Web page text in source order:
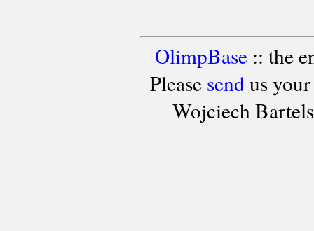
OlimpBase:: the
Please sendus your
Wojciech